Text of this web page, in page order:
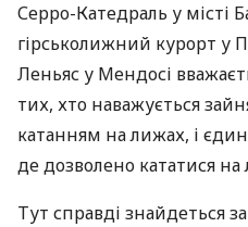
Серро-Катедраль у місті
гірськолижний курорт у
Леньяс у Мендосі
тих, хто наважується
катанням на лижах, і
де дозволено кататися на
Тут справді знайдеться